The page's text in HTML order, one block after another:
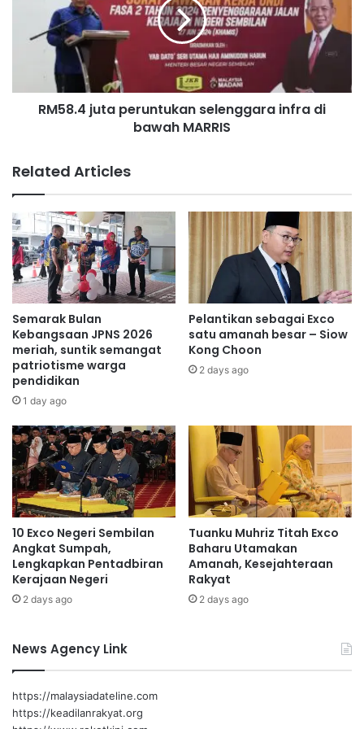
k
e
a
d
a
y
a
g
t
i
a
d
s
i
j
l
S
P
M
t
u
n
t
u
k
a
n
s
e
l
e
n
g
g
r
a
i
n
f
r
a
d
i
b
a
h
M
A
R
R
RM58.4 juta peruntukan selenggara infra di
bawah MARRIS
Related Articles
Semarak Bulan
Kebangsaan JPNS 2026
meriah, suntik semangat
patriotisme warga
pendidikan
1 day ago
Pelantikan sebagai Exco
satu amanah besar – Siow
Kong Choon
2 days ago
10 Exco Negeri Sembilan
Angkat Sumpah,
Lengkapkan Pentadbiran
Kerajaan Negeri
2 days ago
Tuanku Muhriz Titah Exco
Baharu Utamakan
Amanah, Kesejahteraan
Rakyat
2 days ago
News Agency Link
https://malaysiadateline.com
https://keadilanrakyat.org